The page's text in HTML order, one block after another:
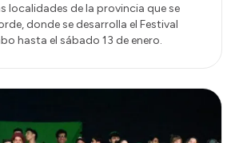
localidades de la provincia que se
donde se desarrolla el Festival
hasta el sábado 13 de enero.